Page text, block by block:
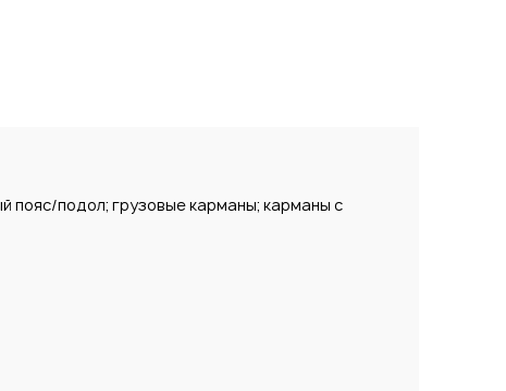
пояс/подол; грузовые карманы; карманы с